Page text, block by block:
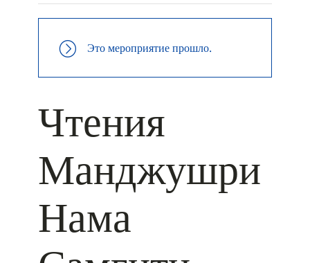
Это мероприятие прошло.
Чтения
Манджушри
Нама